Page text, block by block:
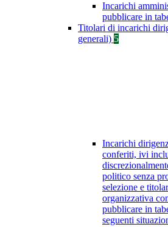
Incarichi
pubblicare in
Titolari di incarichi
generali) 5
Incarichi
conferiti, ivi
politico senza
selezione e
organizzativa
pubblicare in
seguenti